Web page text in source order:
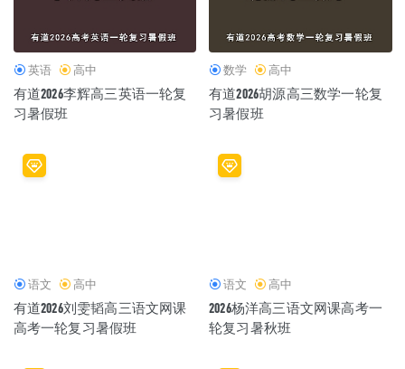
英语 高中
有道2026李辉高三英语一轮复
习暑假班
数学 高中
有道2026胡源高三数学一轮复
习暑假班
语文 高中
有道2026刘雯韬高三语文网课
高考一轮复习暑假班
语文 高中
2026杨洋高三语文网课高考一
轮复习暑秋班